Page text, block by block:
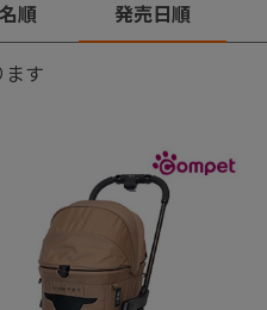
順 発売日順
ます